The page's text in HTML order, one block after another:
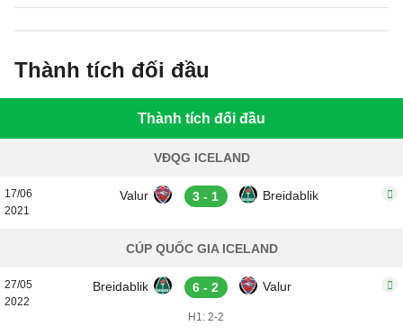
Thành tích đối đầu
Thành tích đối đầu
VĐQG ICELAND
17/06
2021
Valur 3 - 1 Breidablik
CÚP QUỐC GIA ICELAND
27/05
2022
Breidablik 6 - 2 Valur
H1: 2-2